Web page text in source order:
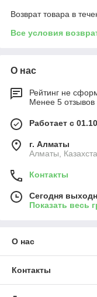
Возврат товара в
Все условия
О нас
Рейтинг не
Менее 5 отзывов
Работает с
г. Алматы
Алматы,
Контакты
Сегодня
Показать весь
О нас
Контакты